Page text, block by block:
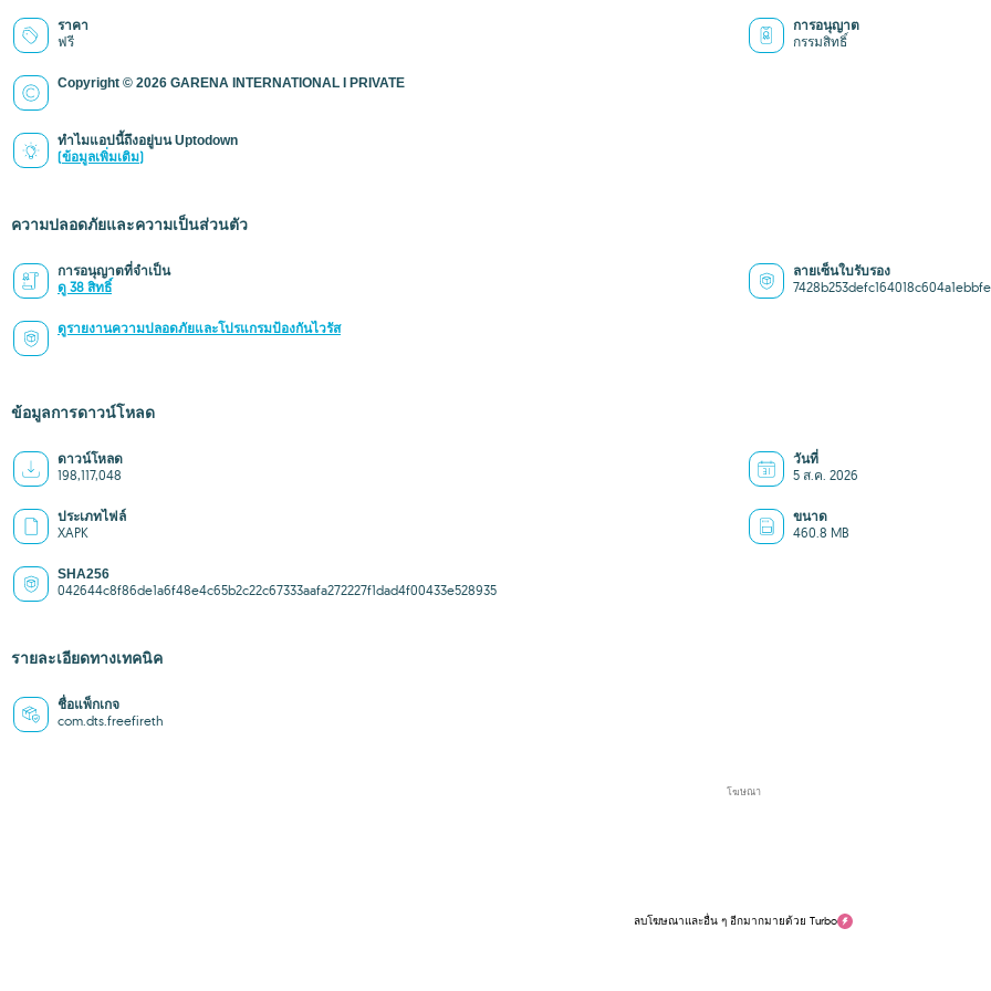
ราคา
ฟรี
การอนุญาต
กรรมสิทธิ์
Copyright © 2026 GARENA INTERNATIONAL I PRIVATE
ทำไมแอปนี้ถึงอยู่บน Uptodown
(ข้อมูลเพิ่มเติม)
ความปลอดภัยและความเป็นส่วนตัว
การอนุญาตที่จำเป็น
ดู 38 สิทธิ์
ลายเซ็นใบรับรอง
ดูรายงานความปลอดภัยและโปรแกรมป้องกันไวรัส
ข้อมูลการดาวน์โหลด
ดาวน์โหลด
198,117,048
วันที่
5 ส.ค. 2026
ประเภทไฟล์
XAPK
ขนาด
460.8 MB
SHA256
042644c8f86de1a6f48e4c65b2c22c67333aafa272227f1dad4f00433e528935
รายละเอียดทางเทคนิค
ชื่อแพ็กเกจ
com.dts.freefireth
โฆษณา
ลบโฆษณาและอื่น ๆ อีกมากมายด้วย Turbo